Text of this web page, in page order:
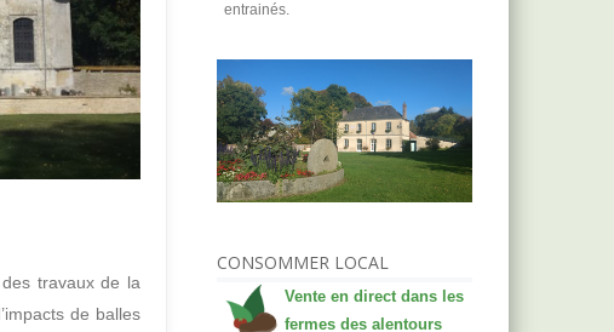
travaux de la
de balles
entrainés.
CONSOMMER LOCAL
Vente en direct dans les
fermes des alentours